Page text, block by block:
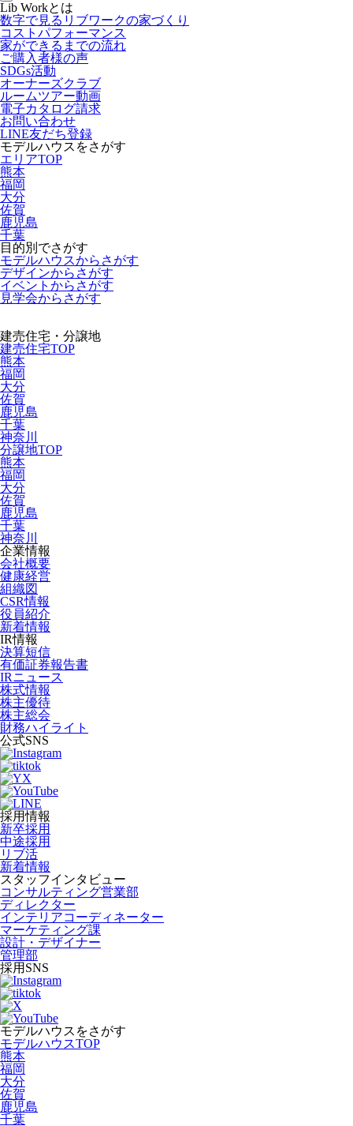
Lib Workとは
数字で見るリブワークの家づくり
コストパフォーマンス
家ができるまでの流れ
ご購入者様の声
SDGs活動
オーナーズクラブ
ルームツアー動画
電子カタログ請求
お問い合わせ
LINE友だち登録
モデルハウスをさがす
エリアTOP
熊本
福岡
大分
佐賀
鹿児島
千葉
目的別でさがす
モデルハウスからさがす
デザインからさがす
イベントからさがす
見学会からさがす
建売住宅・分譲地
建売住宅TOP
熊本
福岡
大分
佐賀
鹿児島
千葉
神奈川
分譲地TOP
熊本
福岡
大分
佐賀
鹿児島
千葉
神奈川
企業情報
会社概要
健康経営
組織図
CSR情報
役員紹介
新着情報
IR情報
決算短信
有価証券報告書
IRニュース
株式情報
株主優待
株主総会
財務ハイライト
公式SNS
採用情報
新卒採用
中途採用
リブ活
新着情報
スタッフインタビュー
コンサルティング営業部
ディレクター
インテリアコーディネーター
マーケティング課
設計・デザイナー
管理部
採用SNS
モデルハウスをさがす
モデルハウスTOP
熊本
福岡
大分
佐賀
鹿児島
千葉